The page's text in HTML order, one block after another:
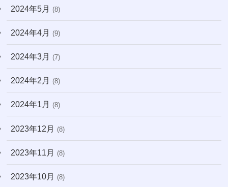
2024年5月 (8)
2024年4月 (9)
2024年3月 (7)
2024年2月 (8)
2024年1月 (8)
2023年12月 (8)
2023年11月 (8)
2023年10月 (8)